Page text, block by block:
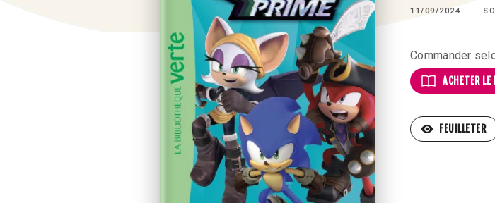
11/09/2024
Commander
ACHETER LE
visibility FEUILLETER